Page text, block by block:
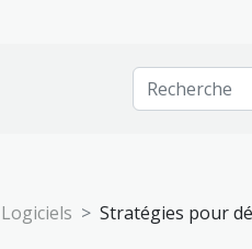
Logiciels Stratégies pour